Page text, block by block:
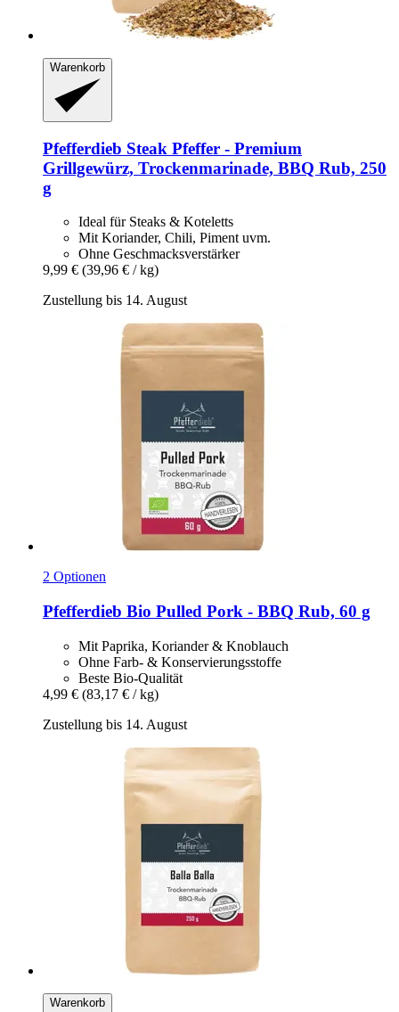
Warenkorb
Pfefferdieb Steak Pfeffer -​ Premium
Grillgewürz, Trockenmarinade, BBQ Rub, 250
g
Ideal für Steaks & Koteletts
Mit Koriander, Chili, Piment uvm.
Ohne Geschmacksverstärker
9,99 € (39,96 € / kg)
Zustellung bis 14. August
2 Optionen
Pfefferdieb Bio Pulled Pork -​ BBQ Rub, 60 g
Mit Paprika, Koriander & Knoblauch
Ohne Farb- & Konservierungsstoffe
Beste Bio-Qualität
4,99 € (83,17 € / kg)
Zustellung bis 14. August
Warenkorb